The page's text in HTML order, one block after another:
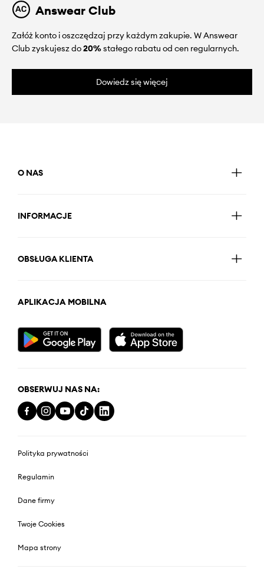
Answear Club
Załóż konto i oszczędzaj przy każdym zakupie. W Answear
Club zyskujesz do20%stałego rabatu od cen regularnych.
Dowiedz się więcej
O NAS
INFORMACJE
OBSŁUGA KLIENTA
APLIKACJA MOBILNA
OBSERWUJ NAS NA:
Polityka prywatności
Regulamin
Dane firmy
Twoje Cookies
Mapa strony